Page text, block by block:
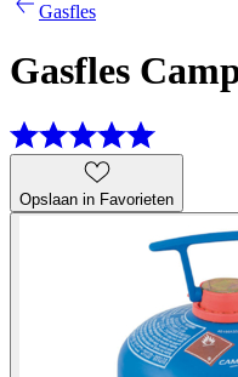
Gasfles
Gasfles
Opslaan in Favorieten